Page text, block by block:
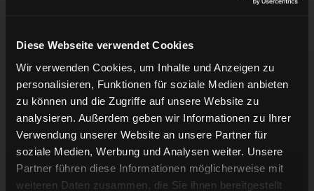
Diese Webseite verwendet Cookies
Wir verwenden Cookies, um Inhalte und Anzeigen zu
personalisieren, Funktionen für soziale Medien anbieten
zu können und die Zugriffe auf unsere Website zu
analysieren. Außerdem geben wir Informationen zu Ihrer
Verwendung unserer Website an unsere Partner für
soziale Medien, Werbung und Analysen weiter. Unsere
Partner führen diese Informationen möglicherweise mit
weiteren Daten zusammen, die Sie ihnen bereitgestellt
Orendorz stark an der Scheibe und schloss platziert
(36:14; zweiter Assist erneut: Hammond). Mit einer nun
verdienten Zwei-Tore-Führung ging es in die zweite
Pause.
Das dritte Drittel begann mit offensiv bemühten
Gästen. Mehrmals kamen die weiß gekleideten
Regensburger gefährlich vor Niklas Lunemann, der